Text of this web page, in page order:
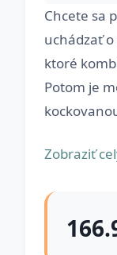
Chcete sa
uchádzať
ktoré
Potom je
Zobraziť